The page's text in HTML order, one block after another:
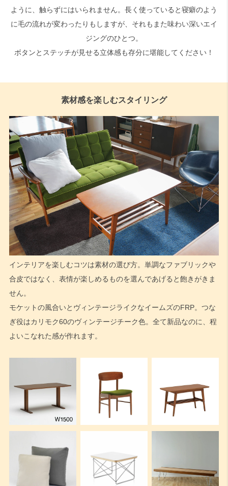
ように、触らずにはいられません。長く使っていると寝癖のよう
に毛の流れが変わったりもしますが、それもまた味わい深いエイ
ジングのひとつ。
ボタンとステッチが見せる立体感も存分に堪能してください！
素材感を楽しむスタイリング
インテリアを楽しむコツは素材の選び方。単調なファブリックや
合皮ではなく、表情が楽しめるものを選んであげると飽きがきま
せん。
モケットの風合いとヴィンテージライクなイームズのFRP。つな
ぎ役はカリモク60のヴィンテージチーク色。全て新品なのに、程
よいこなれた感が作れます。